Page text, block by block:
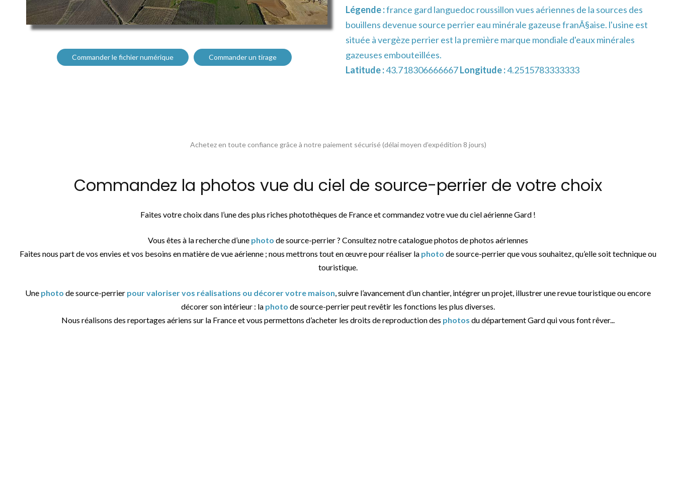
Commander le fichier numérique Commander un tirage
Légende :france gard languedoc roussillon vues aériennes de la sources des
bouillens devenue source perrier eau minérale gazeuse franÃ§aise. l'usine est
située à vergèze perrier est la première marque mondiale d'eaux minérales
gazeuses embouteillées.
Latitude :43.718306666667Longitude :4.2515783333333
Achetez en toute confiance grâce à notre paiement sécurisé (délai moyen d’expédition 8 jours)
Commandez la photos vue du ciel de source-perrier de votre choix
Faites votre choix dans l’une des plus riches photothèques de France et commandez votre vue du ciel aérienne Gard !
Vous êtes à la recherche d’une photo de source-perrier ? Consultez notre catalogue photos de photos aériennes
Faites nous part de vos envies et vos besoins en matière de vue aérienne ; nous mettrons tout en œuvre pour réaliser la photo de source-perrier que vous souhaitez, qu’elle soit technique ou
touristique.
Une photo de source-perrier pour valoriser vos réalisations ou décorer votre maison, suivre l’avancement d’un chantier, intégrer un projet, illustrer une revue touristique ou encore
décorer son intérieur : la photo de source-perrier peut revêtir les fonctions les plus diverses.
Nous réalisons des reportages aériens sur la France et vous permettons d’acheter les droits de reproduction des photos du département Gard qui vous font rêver...